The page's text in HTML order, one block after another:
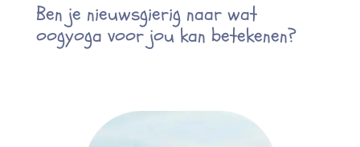
Ben je nieuwsgierig naar wat
oogyoga voor jou kan betekenen?